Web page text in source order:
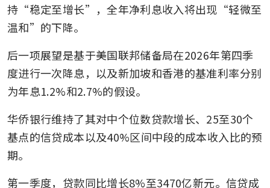
持“稳定至增长”，全年净利息收入将出现“轻微至
温和”的下降。
后一项展望是基于美国联邦储备局在2026年第四季
度进行一次降息，以及新加坡和香港的基准利率分别
为年息1.2%和2.7%的假设。
华侨银行维持了其对中个位数贷款增长、25至30个
基点的信贷成本以及40%区间中段的成本收入比的预
期。
第一季度，贷款同比增长8%至3470亿新元。信贷成